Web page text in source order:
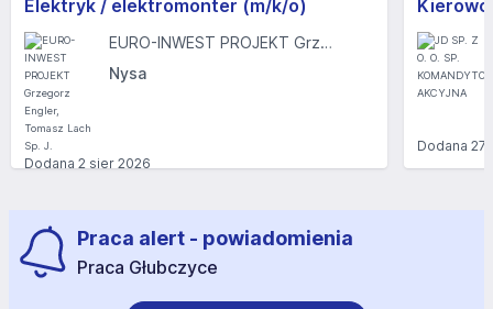
Elektryk / elektromonter (m/k/o)
EURO-INWEST PROJEKT Grzegorz Engler, Tomasz Lach Sp. J.
Nysa
Dodana 2 sier 2026
Dodana27
Praca alert - powiadomienia
Praca Głubczyce